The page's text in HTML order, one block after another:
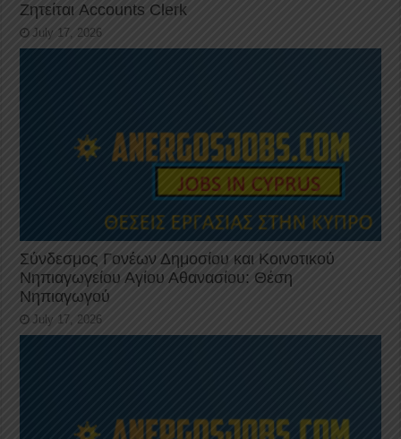
Ζητείται Accounts Clerk
July 17, 2026
Σύνδεσμος Γονέων Δημοσίου και Κοινοτικού
Νηπιαγωγείου Αγίου Αθανασίου: Θέση
Νηπιαγωγού
July 17, 2026